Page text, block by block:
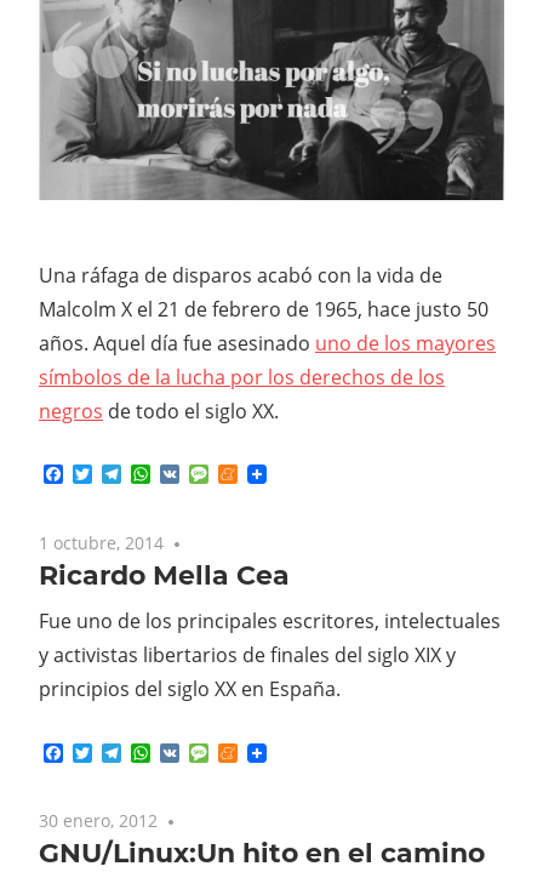
Una ráfaga de disparos acabó con la vida de
Malcolm X el 21 de febrero de 1965, hace justo 50
años. Aquel día fue asesinado uno de los mayores
símbolos de la lucha por los derechos de los
negros de todo el siglo XX.
Facebook
TwitterTelegram
WhatsApp
VK MessageMeneame
1 octubre, 2014
Ricardo Mella Cea
Fue uno de los principales escritores, intelectuales
y activistas libertarios de finales del siglo XIX y
principios del siglo XX en España.
Facebook
TwitterTelegram
WhatsApp
VK MessageMeneame
30 enero, 2012
GNU/Linux:Un hito en el camino